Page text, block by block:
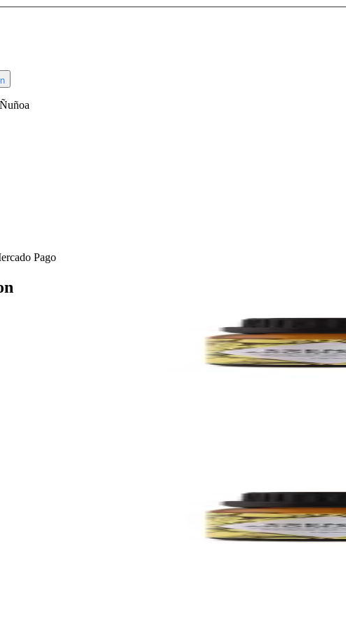
Ñuñoa
Pago